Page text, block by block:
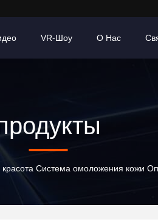
VR-Шоу О Нас
красота Система омоложения кожи